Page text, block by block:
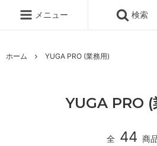
メニュー 検索
ホーム YUGA PRO (業務用)
YUGA PRO (
全 44 商